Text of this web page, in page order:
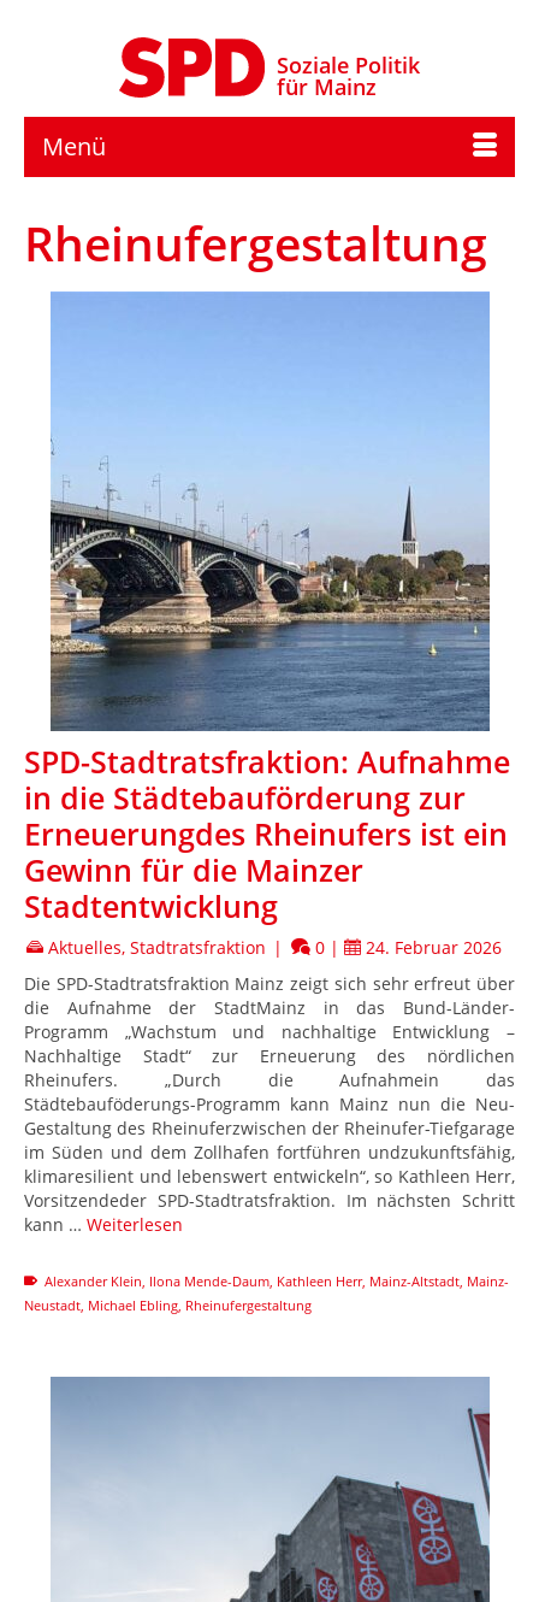
Soziale Politik
für Mainz
Menü
Rheinufergestaltung
SPD-Stadtratsfraktion: Aufnahme
in die Städtebauförderung zur
Erneuerungdes Rheinufers ist ein
Gewinn für die Mainzer
Stadtentwicklung
Aktuelles, Stadtratsfraktion | 0 |
24. Februar 2026
Die SPD-Stadtratsfraktion Mainz zeigt sich sehr erfreut über
die Aufnahme der StadtMainz in das Bund-Länder-
Programm „Wachstum und nachhaltige Entwicklung –
Nachhaltige Stadt“ zur Erneuerung des nördlichen
Rheinufers. „Durch die Aufnahmein das
Städtebauföderungs-Programm kann Mainz nun die Neu-
Gestaltung des Rheinuferzwischen der Rheinufer-Tiefgarage
im Süden und dem Zollhafen fortführen undzukunftsfähig,
klimaresilient und lebenswert entwickeln“, so Kathleen Herr,
Vorsitzendeder SPD-Stadtratsfraktion. Im nächsten Schritt
kann … Weiterlesen
Alexander Klein Ilona Mende-Daum Kathleen Herr, Mainz-Altstadt Mainz-
Neustadt Michael Ebling Rheinufergestaltung